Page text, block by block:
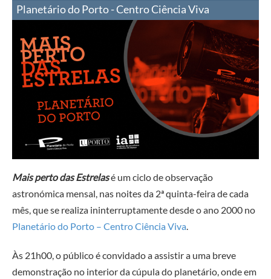
Planetário do Porto - Centro Ciência Viva
Mais perto das Estrelasé um ciclo de observação
astronómica mensal, nas noites da 2ª quinta-feira de cada
mês, que se realiza ininterruptamente desde o ano 2000 no
Planetário do Porto – Centro Ciência Viva.
Às 21h00, o público é convidado a assistir a uma breve
demonstração no interior da cúpula do planetário, onde em